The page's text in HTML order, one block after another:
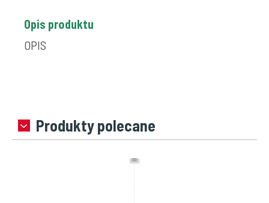
Opis produktu
OPIS
Produkty polecane